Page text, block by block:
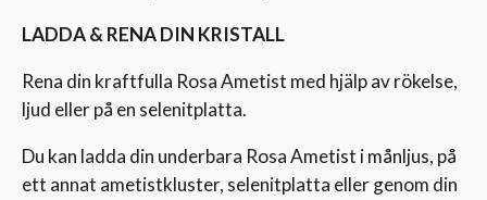
LADDA & RENA DIN KRISTALL
Rena din kraftfulla Rosa Ametist med hjälp av rökelse,
ljud eller på en selenitplatta.
Du kan ladda din underbara Rosa Ametist i månljus, på
ett annat ametistkluster, selenitplatta eller genom din